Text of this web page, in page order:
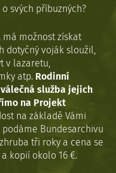
svých příbuzných?
má možnost získat
dotyčný voják sloužil,
v lazaretu,
atp. Rodinní
služba jejich
na Projekt
na základě Vámi
Bundesarchivu
tři roky a cena se
kopií okolo 16 €.